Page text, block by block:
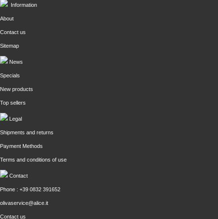
Information
About
Contact us
Sitemap
News
Specials
New products
Top sellers
Legal
Shipments and returns
Payment Methods
Terms and conditions of use
Contact
Phone : +39 0832 391652
olivaservice@alice.it
Contact us